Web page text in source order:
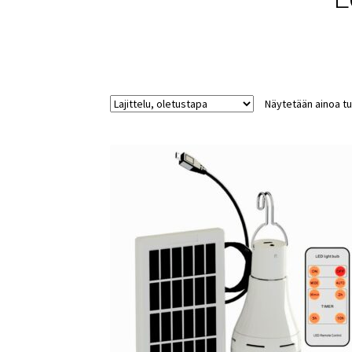
Näytetään ainoa